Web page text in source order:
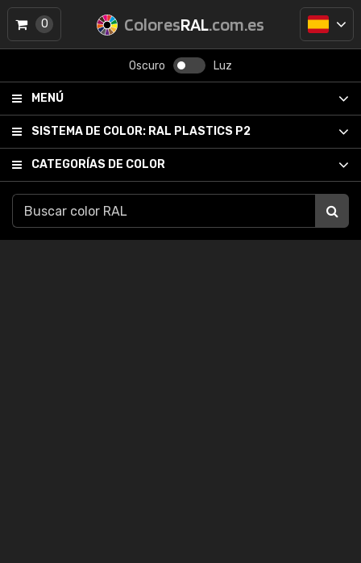
ColoresRAL.com.es
Oscuro Luz
MENÚ
SISTEMA DE COLOR: RAL PLASTICS P2
CATEGORÍAS DE COLOR
0